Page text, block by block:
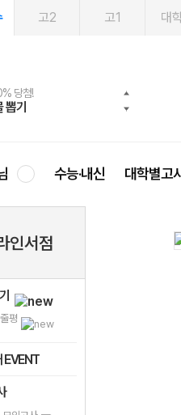
고2 고1 대
당첨!
뽑기
정!
올리브
캐시백
쿨
과
발권
무료혜택!
십
인
나눔
수능·내신 대학별고
인서점
평
EVENT